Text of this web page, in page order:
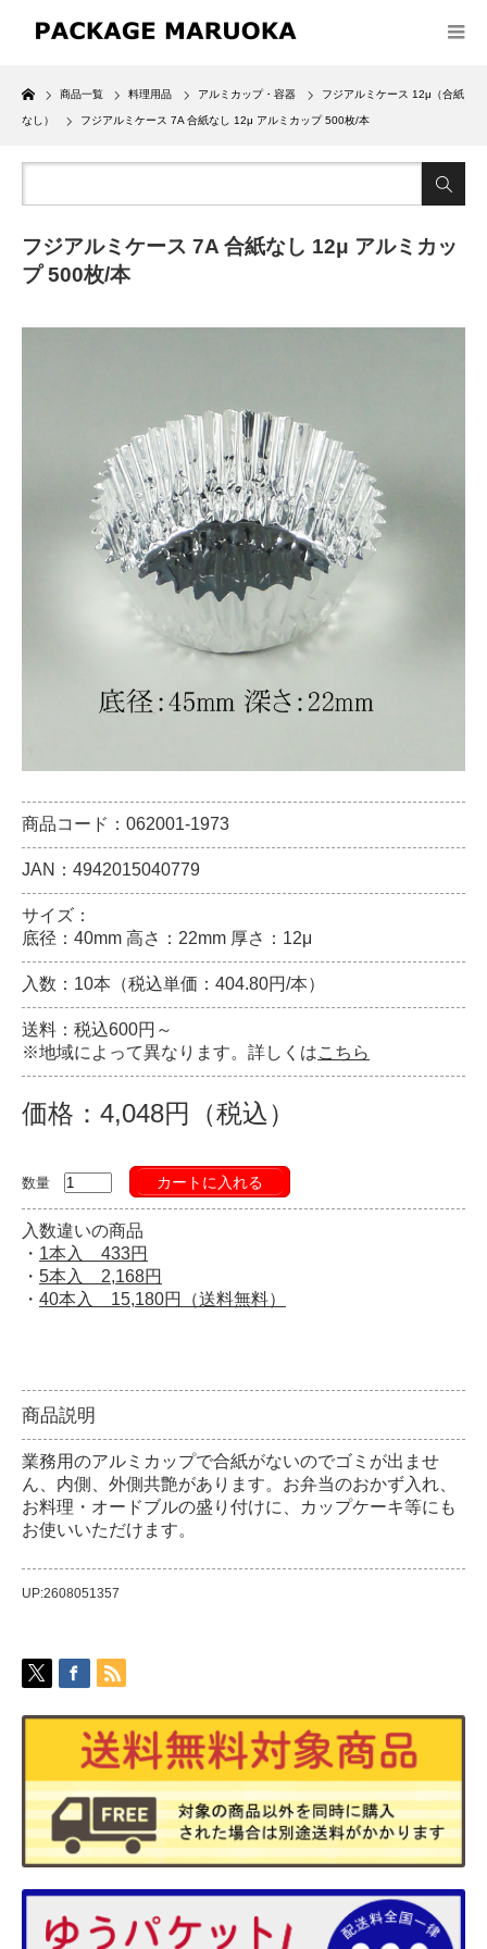
Home
商品一覧 料理用品 アルミカップ・容器 フジアルミケース 12μ（合紙
なし） フジアルミケース 7A 合紙なし 12μ アルミカップ 500枚/本
フジアルミケース 7A 合紙なし 12μ アルミカッ
プ 500枚/本
商品コード：062001-1973
JAN：4942015040779
サイズ：
底径：40mm 高さ：22mm 厚さ：12μ
入数：10本（税込単価：404.80円/本）
送料：税込600円～
※地域によって異なります。詳しくはこちら
価格：4,048円（税込）
数量 カートに入れる
入数違いの商品
・ 1本入 433円
・ 5本入 2,168円
・ 40本入 15,180円（送料無料）
商品説明
業務用のアルミカップで合紙がないのでゴミが出ませ
ん、内側、外側共艶があります。お弁当のおかず入れ、
お料理・オードブルの盛り付けに、カップケーキ等にも
お使いいただけます。
UP:2608051357